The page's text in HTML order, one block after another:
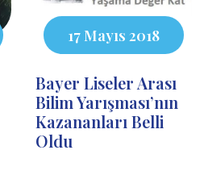
17 Mayıs 2018
Bayer Liseler Arası
Bilim Yarışması’nın
Kazananları Belli
Oldu